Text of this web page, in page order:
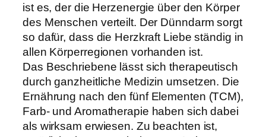
ist es, der die Herzenergie über den Körper
des Menschen verteilt. Der Dünndarm sorgt
so dafür, dass die Herzkraft Liebe ständig in
allen Körperregionen vorhanden ist.
Das Beschriebene lässt sich therapeutisch
durch ganzheitliche Medizin umsetzen. Die
Ernährung nach den fünf Elementen (TCM),
Farb- und Aromatherapie haben sich dabei
als wirksam erwiesen. Zu beachten ist,